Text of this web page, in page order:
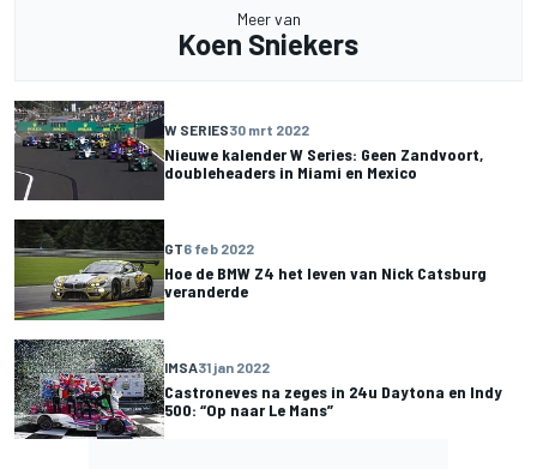
Meer van
Koen Sniekers
W SERIES30 mrt 2022
Nieuwe kalender W Series: Geen Zandvoort,
doubleheaders in Miami en Mexico
GT6 feb 2022
Hoe de BMW Z4 het leven van Nick Catsburg
veranderde
IMSA31 jan 2022
Castroneves na zeges in 24u Daytona en Indy
500: “Op naar Le Mans”